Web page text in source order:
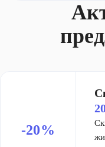
-20%